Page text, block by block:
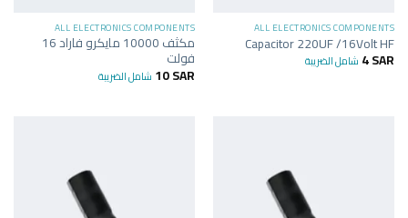
ALL ELECTRONICS COMPONENTS
Capacitor 220UF /16Volt HF
4SAR شامل الضريبة
ALL ELECTRONICS COMPONENTS
مكثف 10000 مايكرو فاراد 16
فولت
10SAR شامل الضريبة